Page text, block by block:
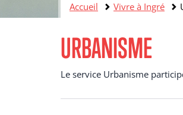
Accueil Vivre à Ingré
URBANISME
Le service Urbanisme